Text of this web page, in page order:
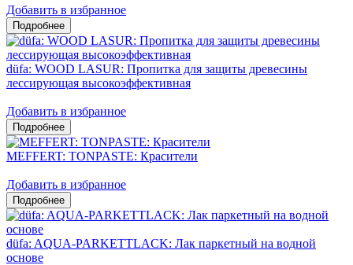
Добавить в избранное
düfa: WOOD LASUR: Пропитка для защиты древесины
лессирующая высокоэффективная
Добавить в избранное
MEFFERT: TONPASTE: Красители
Добавить в избранное
düfa: AQUA-PARKETTLACK: Лак паркетный на водной
основе